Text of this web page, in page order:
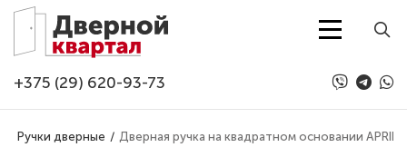
Перейти к основному содержанию
+375 (29) 620-93-73
Ручки дверные Дверная ручка на квадратном основании